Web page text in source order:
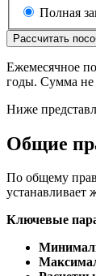
Полная
Рассчитать
Ежемесячное
годы. Сумма не
Ниже
Общие
По общему
Ключевые